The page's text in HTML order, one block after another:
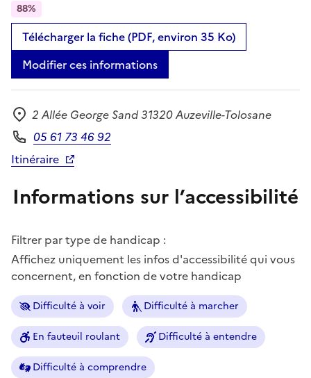
88%
Télécharger la fiche (PDF, environ 35 Ko)
Modifier ces informations
Adresse
2 Allée George Sand 31320 Auzeville-Tolosane
Téléphone
05 61 73 46 92
Itinéraire
Informations sur l’accessibilité
Filtrer par type de handicap :
Affichez uniquement les infos d'accessibilité qui vous
concernent, en fonction de votre handicap
Difficulté à voir Difficulté à marcher
En fauteuil roulant Difficulté à entendre
Difficulté à comprendre